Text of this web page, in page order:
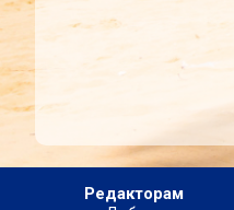
Редакторам